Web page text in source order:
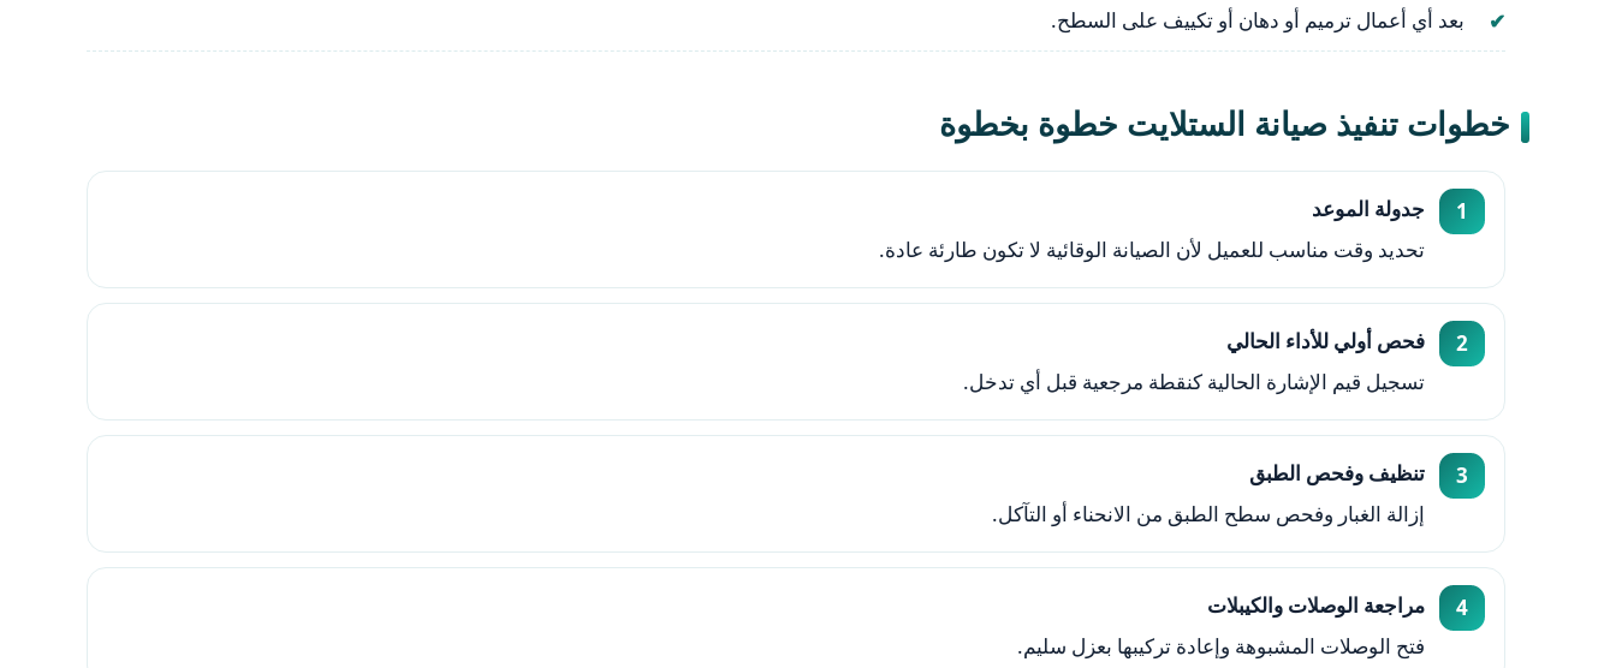
بعد أي أعمال ترميم أو دهان أو تكييف على السطح.
خطوات تنفيذ صيانة الستلايت خطوة بخطوة
جدولة الموعد
تحديد وقت مناسب للعميل لأن الصيانة الوقائية لا تكون طارئة عادة.
فحص أولي للأداء الحالي
تسجيل قيم الإشارة الحالية كنقطة مرجعية قبل أي تدخل.
تنظيف وفحص الطبق
إزالة الغبار وفحص سطح الطبق من الانحناء أو التآكل.
مراجعة الوصلات والكيبلات
فتح الوصلات المشبوهة وإعادة تركيبها بعزل سليم.